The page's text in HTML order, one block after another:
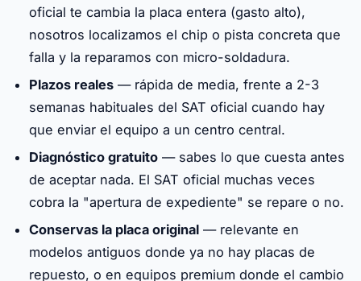
oficial te cambia la placa entera (gasto alto),
nosotros localizamos el chip o pista concreta que
falla y la reparamos con micro-soldadura.
Plazos reales — rápida de media, frente a 2-3
semanas habituales del SAT oficial cuando hay
que enviar el equipo a un centro central.
Diagnóstico gratuito — sabes lo que cuesta antes
de aceptar nada. El SAT oficial muchas veces
cobra la "apertura de expediente" se repare o no.
Conservas la placa original — relevante en
modelos antiguos donde ya no hay placas de
repuesto, o en equipos premium donde el cambio